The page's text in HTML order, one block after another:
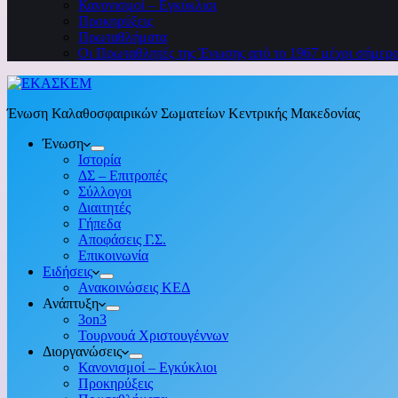
Κανονισμοί – Εγκύκλιοι
Προκηρύξεις
Πρωταθλήματα
Οι Πρωταθλητές της Ένωσης από το 1967 μέχρι
Ένωση Καλαθοσφαιρικών Σωματείων Κεντρικής Μακεδονίας
Ένωση
Ιστορία
ΔΣ – Επιτροπές
Σύλλογοι
Διαιτητές
Γήπεδα
Αποφάσεις Γ.Σ.
Επικοινωνία
Ειδήσεις
Ανακοινώσεις ΚΕΔ
Ανάπτυξη
3on3
Τουρνουά Χριστουγέννων
Διοργανώσεις
Κανονισμοί – Εγκύκλιοι
Προκηρύξεις